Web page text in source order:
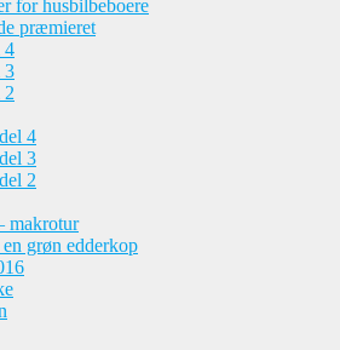
for husbilbeboere
præmieret
4
3
2
4
3
2
makrotur
grøn edderkop